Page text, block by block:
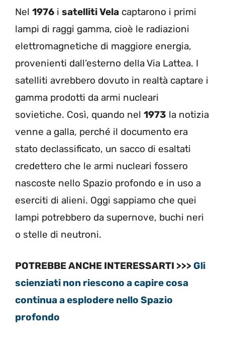
Nel 1976 i satelliti Vela captarono i primi
lampi di raggi gamma, cioè le radiazioni
elettromagnetiche di maggiore energia,
provenienti dall’esterno della Via Lattea. I
satelliti avrebbero dovuto in realtà captare i
gamma prodotti da armi nucleari
sovietiche. Così, quando nel 1973 la notizia
venne a galla, perché il documento era
stato declassificato, un sacco di esaltati
credettero che le armi nucleari fossero
nascoste nello Spazio profondo e in uso a
eserciti di alieni. Oggi sappiamo che quei
lampi potrebbero da supernove, buchi neri
o stelle di neutroni.
POTREBBE ANCHE INTERESSARTI >>>Gli
scienziati non riescono a capire cosa
continua a esplodere nello Spazio
profondo